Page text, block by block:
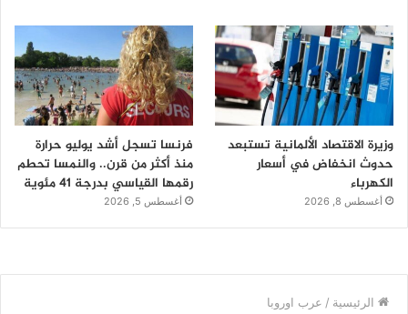
وزيرة الاقتصاد الألمانية تستبعد
حدوث انخفاض في أسعار
الكهرباء
أغسطس 8, 2026
فرنسا تسجل أشد يوليو حرارة
منذ أكثر من قرن.. والنمسا تحطم
رقمها القياسي بدرجة 41 مئوية
أغسطس 5, 2026